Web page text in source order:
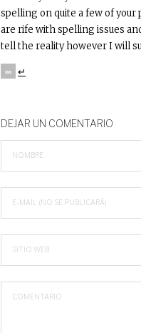
spelling on quite a few of your
are rife with spelling issues
tell the reality however I will
∞ ↵
DEJAR UN COMENTARIO
NOMBRE
E-MAIL (NO SE PUBLICARÁ)
SITIO WEB
COMENTARIO